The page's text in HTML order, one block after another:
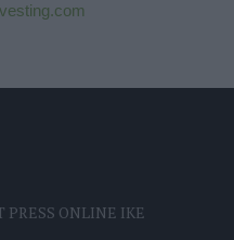
PRESS ONLINE IKE